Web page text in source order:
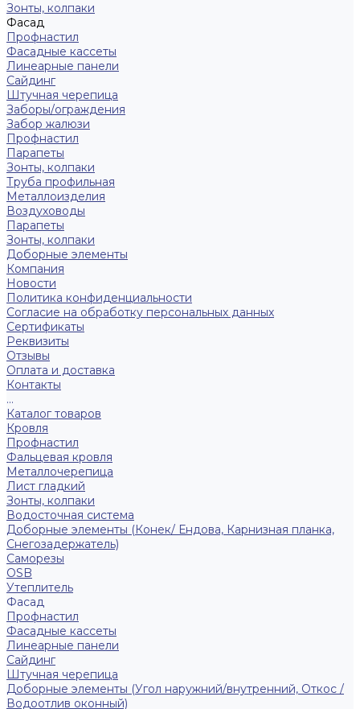
Зонты, колпаки
Фасад
Профнастил
Фасадные кассеты
Линеарные панели
Сайдинг
Штучная черепица
Заборы/ограждения
Забор жалюзи
Профнастил
Парапеты
Зонты, колпаки
Труба профильная
Металлоизделия
Воздуховоды
Парапеты
Зонты, колпаки
Доборные элементы
Компания
Новости
Политика конфиденциальности
Согласие на обработку персональных данных
Сертификаты
Реквизиты
Отзывы
Оплата и доставка
Контакты
...
Каталог товаров
Кровля
Профнастил
Фальцевая кровля
Металлочерепица
Лист гладкий
Зонты, колпаки
Водосточная система
Доборные элементы (Конек/ Ендова, Карнизная планка,
Снегозадержатель)
Саморезы
ОSB
Утеплитель
Фасад
Профнастил
Фасадные кассеты
Линеарные панели
Сайдинг
Штучная черепица
Доборные элементы (Угол наружний/внутренний, Откос /
Водоотлив оконный)